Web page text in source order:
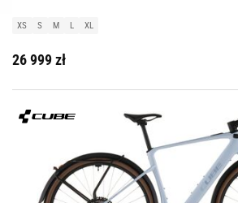
XS S M L XL
26 999 zł